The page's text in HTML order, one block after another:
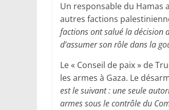
Un responsable du Hamas
autres factions
factions ont salué la décision
d’assumer son rôle dans la
Le « Conseil de paix » de
les armes à Gaza. Le
est le suivant : une seule
armes sous le contrôle du